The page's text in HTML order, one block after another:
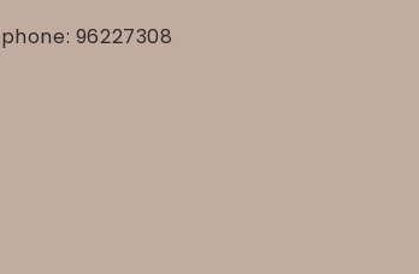
phone: 96227308